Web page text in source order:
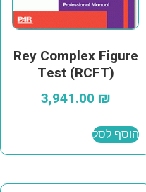
Rey Complex Figure
Test (RCFT)
3,941.00 ₪
הוסף לסל